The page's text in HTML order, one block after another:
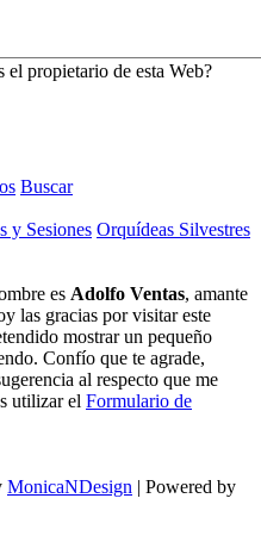
el propietario de esta Web?
Buscar
y Sesiones Orquídeas Silvestres
es Adolfo Ventas, amante
las gracias por visitar este
mostrar un pequeño
Confío que te agrade,
al respecto que me
utilizar el Formulario de
MonicaNDesign | Powered by